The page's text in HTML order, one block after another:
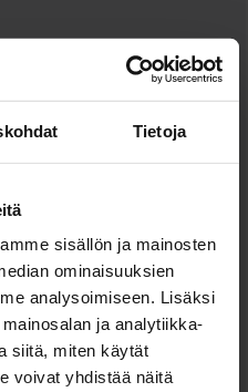
Tietoja
sisällön ja mainosten
ominaisuuksien
analysoimiseen. Lisäksi
ja analytiikka-
siitä, miten käytät
voivat yhdistää näitä